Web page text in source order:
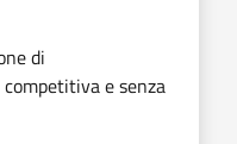
di
e senza